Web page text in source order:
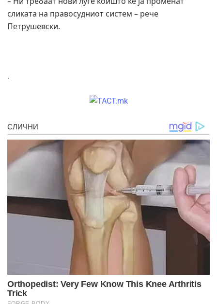
сликата на правосудниот систем – рече
Петрушевски.
.